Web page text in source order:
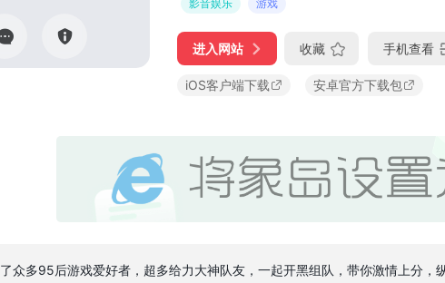
影音娱乐 游戏
进入网站 收藏 手机查看
iOS客户端下载 安卓官方下载包
众多95后游戏爱好者，超多给力大神队友，一起开黑组队，带你激情上分，纵